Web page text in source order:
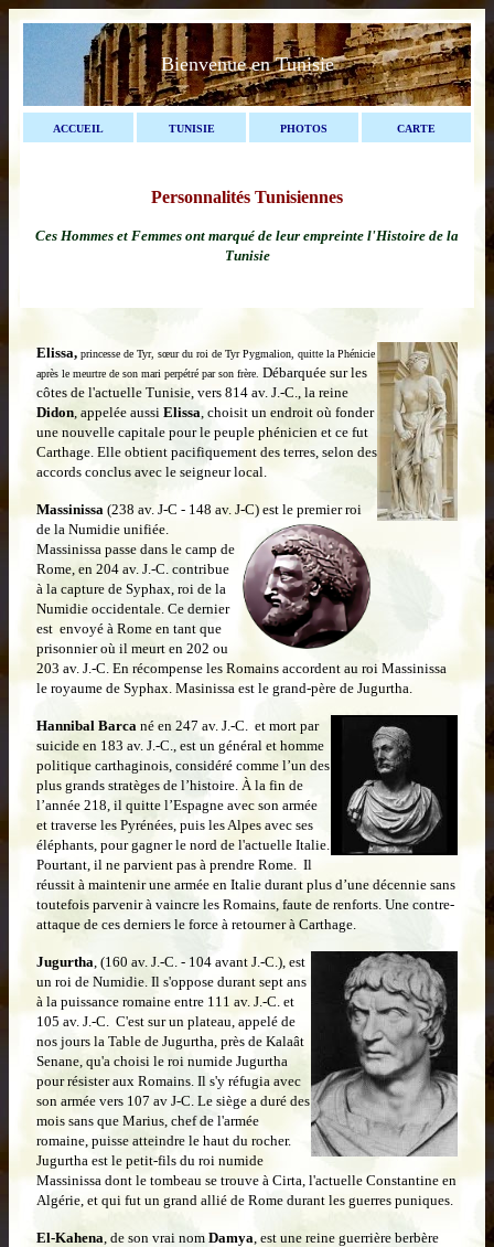
Bienvenue en Tunisie
ACCUEIL TUNISIE PHOTOS CARTE
Personnalités Tunisiennes
Ces Hommes et Femmes ont marqué de leur empreinte l'Histoire de la
Tunisie
Elissa, princesse de Tyr, sœur du roi de TyrPygmalion, quitte la Phénicie
après le meurtre de son mari perpétré par son frère. Débarquée sur les
côtes de l'actuelle Tunisie, vers 814 av. J.-C., la reine
Didon, appelée aussi Elissa, choisit un endroit où fonder
une nouvelle capitale pour le peuple phénicien et ce fut
Carthage. Elle obtient pacifiquement des terres, selon des
accords conclus avec le seigneur local.
Massinissa (238 av. J-C - 148 av. J-C) est le premier roi
de la Numidie unifiée.
Massinissa passe dans le camp de
Rome, en 204 av. J.-C. contribue
à la capture de Syphax, roi de la
Numidie occidentale. Ce dernier
est envoyé à Rome en tant que
prisonnier où il meurt en 202 ou
203 av. J.-C. En récompense les Romains accordent au roi Massinissa
le royaume de Syphax. Masinissa est le grand-père de Jugurtha.
Hannibal Barca né en 247 av. J.-C. et mort par
suicide en 183 av. J.-C., est un général et homme
politique carthaginois, considéré comme l’un des
plus grands stratèges de l’histoire. À la fin de
l’année 218, il quitte l’Espagne avec son armée
et traverse les Pyrénées, puis les Alpes avec ses
éléphants, pour gagner le nord de l'actuelle Italie.
Pourtant, il ne parvient pas à prendre Rome. Il
réussit à maintenir une armée en Italie durant plus d’une décennie sans
toutefois parvenir à vaincre les Romains, faute de renforts. Une contre-
attaque de ces derniers le force à retourner à Carthage.
Jugurtha, (160 av. J.-C. - 104 avant J.-C.), est
un roi de Numidie. Il s'oppose durant sept ans
à la puissance romaine entre 111 av. J.-C. et
105 av. J.-C. C'est sur un plateau, appelé de
nos jours la Table de Jugurtha, près de Kalaât
Senane, qu'a choisi le roi numide Jugurtha
pour résister aux Romains. Il s'y réfugia avec
son armée vers 107 av J-C. Le siège a duré des
mois sans que Marius, chef de l'armée
romaine, puisse atteindre le haut du rocher.
Jugurtha est le petit-fils du roi numide
Massinissa dont le tombeau se trouve à Cirta, l'actuelle Constantine en
Algérie, et qui fut un grand allié de Rome durant les guerres puniques.
El-Kahena, de son vrai nom Damya, est une reine guerrière berbère